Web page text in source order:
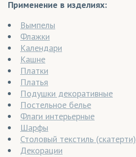
Применение в изделиях:
Вымпелы
Флажки
Календари
Кашне
Платки
Платья
Подушки декоративные
Постельное белье
Флаги интерьерные
Шарфы
Столовый текстиль (скатерти)
Декорации